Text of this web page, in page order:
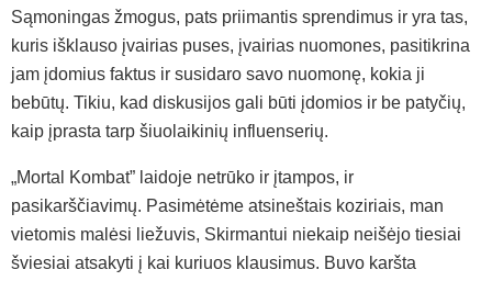
Sąmoningas žmogus, pats priimantis sprendimus ir yra tas,
kuris išklauso įvairias puses, įvairias nuomones, pasitikrina
jam įdomius faktus ir susidaro savo nuomonę, kokia ji
bebūtų. Tikiu, kad diskusijos gali būti įdomios ir be patyčių,
kaip įprasta tarp šiuolaikinių influenserių.
„Mortal Kombat” laidoje netrūko ir įtampos, ir
pasikarščiavimų. Pasimėtėme atsineštais koziriais, man
vietomis malėsi liežuvis, Skirmantui niekaip neišėjo tiesiai
šviesiai atsakyti į kai kuriuos klausimus. Buvo karšta